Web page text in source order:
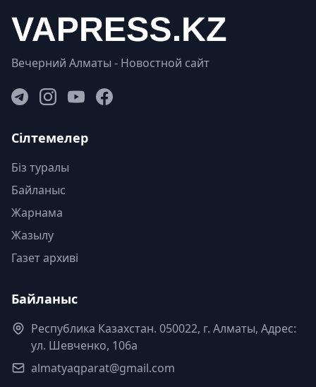
Вечерний Алматы - Новостной сайт
Сілтемелер
Біз туралы
Байланыс
Жарнама
Жазылу
Газет архиві
Байланыс
Республика Казахстан. 050022, г. Алматы, Адрес:
ул. Шевченко, 106а
almatyaqparat@gmail.com